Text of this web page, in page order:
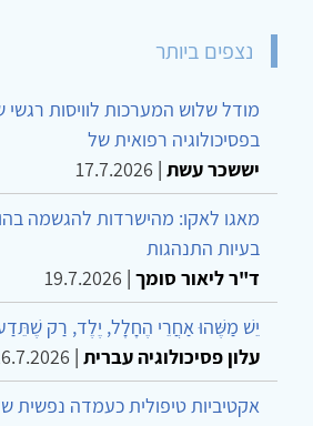
נצפים ביותר
מודל שלוש המערכות לוויסות רגשי
בפסיכולוגיה רפואית של
יששכר עשת |
17.7.2026
מאגו לאקו: מהישרדות להגשמה
בעיות התנהגות
ד"ר ליאור סומך |
19.7.2026
יֵשׁ מַשֶּׁהוּ אַחֲרֵי הֶחָלָל, יֶלֶד, רַק
עלון פסיכולוגיה עברית |
אקטיביות טיפולית כעמדה נפשית